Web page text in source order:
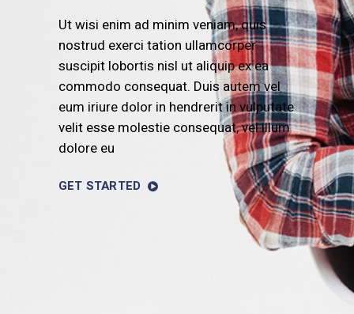
Ut wisi enim ad minim veniam, quis
nostrud exerci tation ullamcorper
suscipit lobortis nisl ut aliquip ex ea
commodo consequat. Duis autem vel
eum iriure dolor in hendrerit in vulputate
velit esse molestie consequat, vel illum
dolore eu
GET STARTED